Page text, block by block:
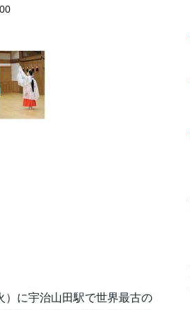
）に宇治山田駅で世界最古の